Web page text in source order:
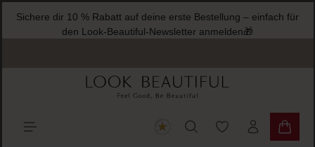
springen
Sichere dir 10 % Rabatt auf deine erste Bestellung – einfach für
den Look-Beautiful-Newsletter anmelden🎁
Du hast 0